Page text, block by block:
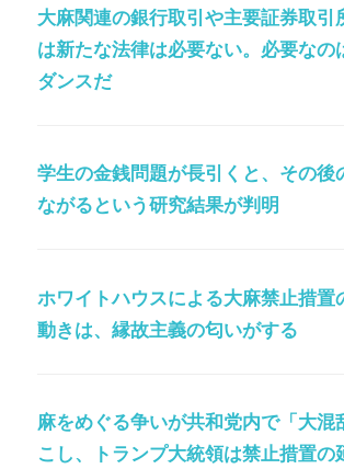
大麻関連の銀行取引や主要証券取引
は新たな法律は必要ない。必要なの
ダンスだ
学生の金銭問題が長引くと、その後
ながるという研究結果が判明
ホワイトハウスによる大麻禁止措置
動きは、縁故主義の匂いがする
麻をめぐる争いが共和党内で「大混
こし、トランプ大統領は禁止措置の